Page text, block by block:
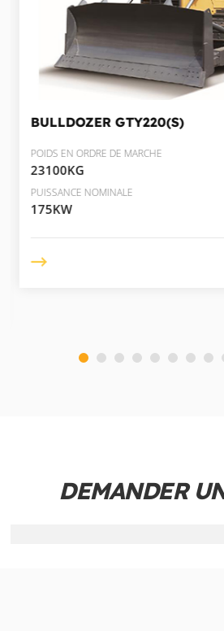
BULLDOZER GTY220(S)
POIDS EN ORDRE DE MARCHE
23100KG
PUISSANCE NOMINALE
175KW
DEMANDER